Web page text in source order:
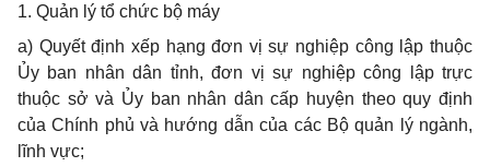
1. Quản lý tổ chức bộ máy
a) Quyết định xếp hạng đơn vị sự nghiệp công lập thuộc
Ủy ban nhân dân tỉnh, đơn vị sự nghiệp công lập trực
thuộc sở và Ủy ban nhân dân cấp huyện theo quy định
của Chính phủ và hướng dẫn của các Bộ quản lý ngành,
lĩnh vực;